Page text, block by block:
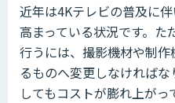
近年は4Kテレビの普及に
高まっている状況です。た
行うには、撮影機材や制
るものへ変更しなければ
してもコストが膨れ上がっ